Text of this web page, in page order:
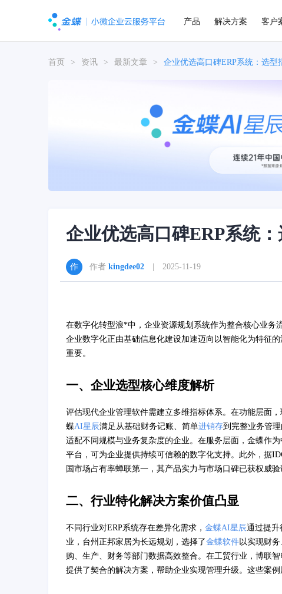
产品 解决方案 客户
首页 > 资讯 > 最新文章 > 企业优选高口碑ERP系统：选型
企业优选高口碑ERP系统
作者 kingdee02 | 2025-11-19
在数字化转型浪*中，企业资源规划系统作为整合核心业务
企业数字化正由基础信息化建设加速迈向以智能化为特征
重要。
一、企业选型核心维度解析
评估现代企业管理软件需建立多维指标体系。在功能层面
蝶AI星辰满足从基础财务记账、简单进销存到完整业务管
适配不同规模与业务复杂度的企业。在服务层面，金蝶作
平台，可为企业提供持续可信赖的数字化支持。此外，据
国市场占有率蝉联第一，其产品实力与市场口碑已获权威验
二、行业特化解决方案价值凸显
不同行业对ERP系统存在差异化需求， 金蝶AI星辰通过提升
业，台州正邦家居为长远规划，选择了金蝶软件以实现财
购、生产、财务等部门数据高效整合。在工贸行业，博联
提供了契合的解决方案，帮助企业实现管理升级。这些案